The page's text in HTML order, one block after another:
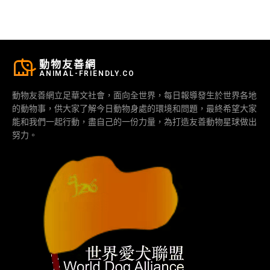
動物友善網
ANIMAL-FRIENDLY.CO
動物友善網立足華文社會，面向全世界，每日報導發生於世界各地
的動物事，供大家了解今日動物身處的環境和問題，最終希望大家
能和我們一起行動，盡自己的一份力量，為打造友善動物星球做出
努力。